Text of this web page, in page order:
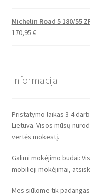
Michelin Road 5 180/55
170,95 €
Informacija
Pristatymo laikas 3-4
Lietuva. Visos mūsų
vertės mokestį.
Galimi mokėjimo būdai:
mobilieji mokėjimai,
Mes siūlome tik